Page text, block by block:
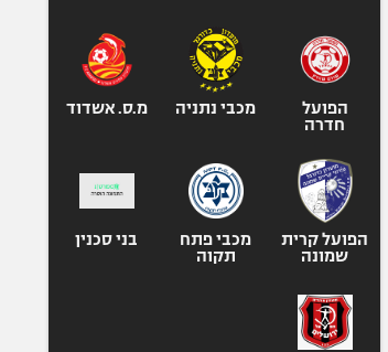
אופניים
ספורט מוטורי
כדורמים
בייסבול MLB
ספורט אתגרי
אומנויות לחימה
הפועל
חדרה
מכבי נתניה מ.ס. אשדוד
הפועל קרית
שמונה
מכבי פתח
תקוה
בני סכנין